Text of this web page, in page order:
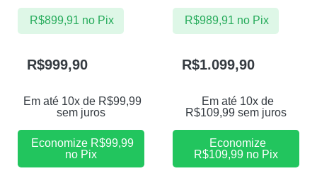
R$999,90
Em até 10x de R$99,99
sem juros
R$899,91 no Pix
Economize R$99,99
no Pix
R$1.099,90
Em até 10x de
R$109,99 sem juros
R$989,91 no Pix
Economize
R$109,99 no Pix